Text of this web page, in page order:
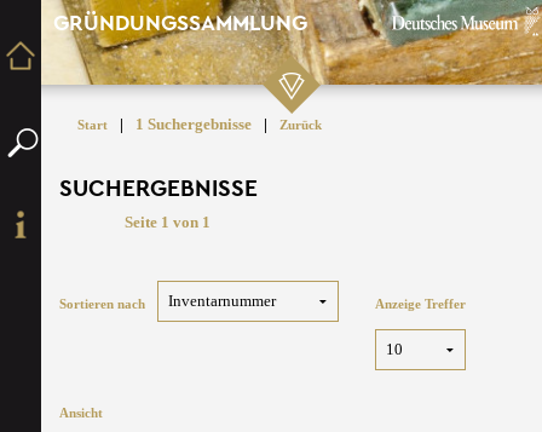
GRÜNDUNGSSAMMLUNG
Start | 1 Suchergebnisse | Zurück
SUCHERGEBNISSE
Seite 1 von 1
Sortieren nach Anzeige Treffer
Ansicht